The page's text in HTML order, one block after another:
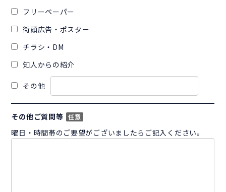
フリーペーパー
街頭広告・ポスター
チラシ・DM
知人からの紹介
その他
その他ご質問等 任意
曜日・時間帯のご要望がございましたらご記入ください。